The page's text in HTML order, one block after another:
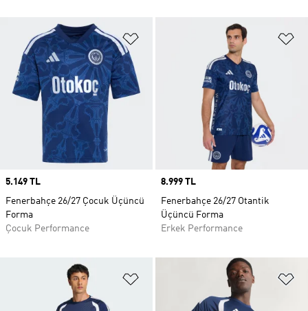
Favori Listesine Ekle
Price
5.149 TL
Fenerbahçe 26/27 Çocuk Üçüncü
Forma
Çocuk Performance
Price
8.999 TL
Fenerbahçe 26/27 Otantik
Üçüncü Forma
Erkek Performance
Favori Listesine Ekle